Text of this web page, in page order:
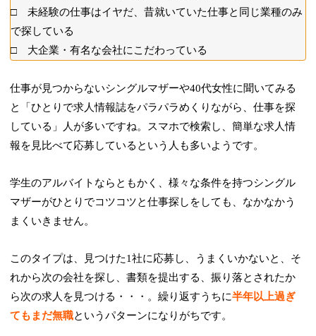
□ 未経験の仕事はイヤだ、昔就いていた仕事と同じ業種のみ
で探している
□ 大企業・有名な会社にこだわっている
仕事が見つからないシングルマザーや40代女性に聞いてみる
と「ひとりで求人情報誌をパラパラめくりながら、仕事を探
している」人が多いですね。スマホで検索し、簡単な求人情
報を見比べて応募しているという人も多いようです。
学生のアルバイトならともかく、様々な条件を持つシングル
マザーがひとりでコツコツと仕事探しをしても、なかなかう
まくいきません。
このタイプは、見つけた1社に応募し、うまくいかないと、そ
れから次の会社を探し、書類を提出する、振り落とされたか
ら次の求人を見つける・・・。繰り返すうちに半年以上過ぎ
てもまだ無職というパターンになりがちです。